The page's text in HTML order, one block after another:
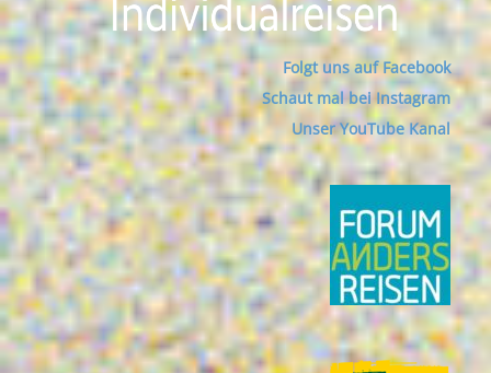
Folgt uns auf Facebook
Schaut mal bei Instagram
Unser YouTube Kanal